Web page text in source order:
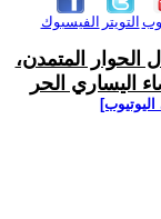
الفيسبوك التويتر
الحوار المتمدن،
اليساري الحر